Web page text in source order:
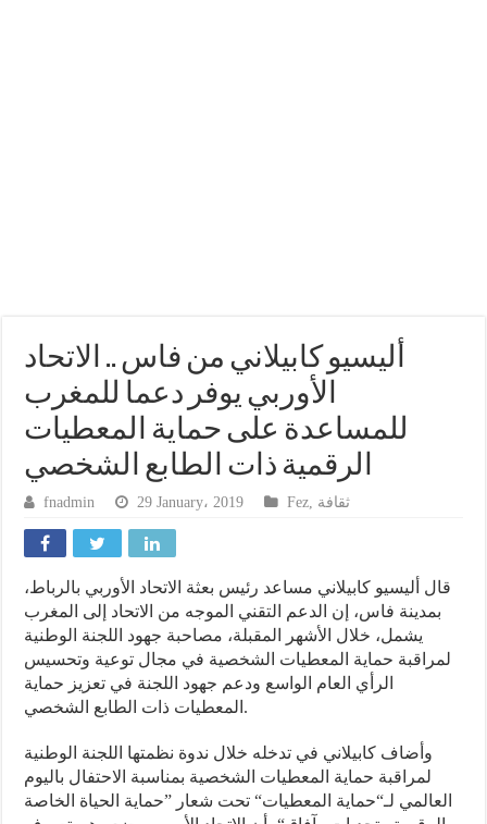
أليسيو كابيلاني من فاس .. الاتحاد
الأوربي يوفر دعما للمغرب
للمساعدة على حماية المعطيات
الرقمية ذات الطابع الشخصي
fnadmin 29 January، 2019 Fez ثقافة
قال أليسيو كابيلاني مساعد رئيس بعثة الاتحاد الأوربي بالرباط،
بمدينة فاس، إن الدعم التقني الموجه من الاتحاد إلى المغرب
يشمل، خلال الأشهر المقبلة، مصاحبة جهود اللجنة الوطنية
لمراقبة حماية المعطيات الشخصية في مجال توعية وتحسيس
الرأي العام الواسع ودعم جهود اللجنة في تعزيز حماية
المعطيات ذات الطابع الشخصي.
وأضاف كابيلاني في تدخله خلال ندوة نظمتها اللجنة الوطنية
لمراقبة حماية المعطيات الشخصية بمناسبة الاحتفال باليوم
العالمي لـ“حماية المعطيات“ تحت شعار ”حماية الحياة الخاصة